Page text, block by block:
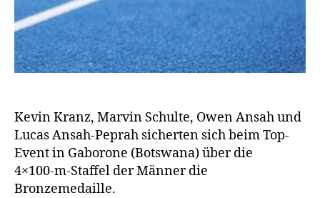
Kevin Kranz, Marvin Schulte, Owen Ansah und
Lucas Ansah-Peprah sicherten sich beim Top-
Event in Gaborone (Botswana) über die
4×100‑m-Staffel der Männer die
Bronzemedaille.